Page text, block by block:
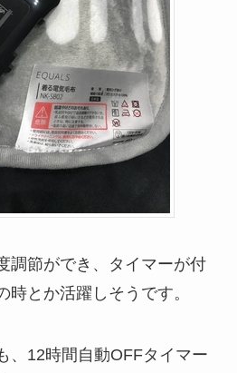
調節ができ、タイマーが付
時とか活躍しそうです。
、12時間自動OFFタイマー